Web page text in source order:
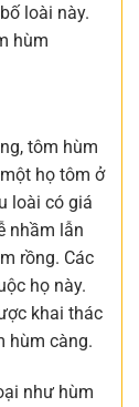
loài này.
hùm
tôm hùm
họ tôm ở
loài có giá
nhầm lẫn
rồng. Các
họ này.
khai thác
hùm càng.
như hùm